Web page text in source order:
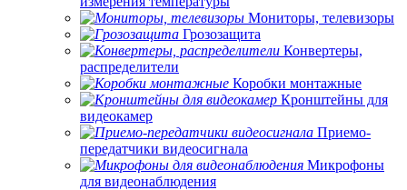
Мониторы, телевизоры
Грозозащита
Конвертеры,
распределители
Коробки монтажные
Кронштейны для
видеокамер
Приемо-
передатчики видеосигнала
Микрофоны
для видеонаблюдения